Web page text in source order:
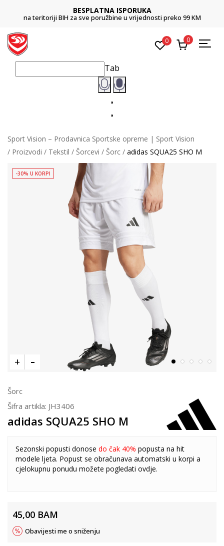
BESPLATNA ISPORUKA
na teritoriji BIH za sve poružbine u vrijednosti preko 99 KM
0 0
Tab
Sport Vision – Prodavnica Sportske opreme | Sport Vision
Proizvodi
Tekstil Šorcevi Šorc adidas SQUA25 SHO M
-30% U KORPI
Šorc
Šifra artikla: JH3406
adidas SQUA25 SHO M
Sezonski popusti donose do čak 40% popusta na hit
modele ljeta. Popust se obračunava automatski u korpi a
cjelokupnu ponudu možete pogledati ovdje.
45,00 BAM
Obavijesti me o sniženju